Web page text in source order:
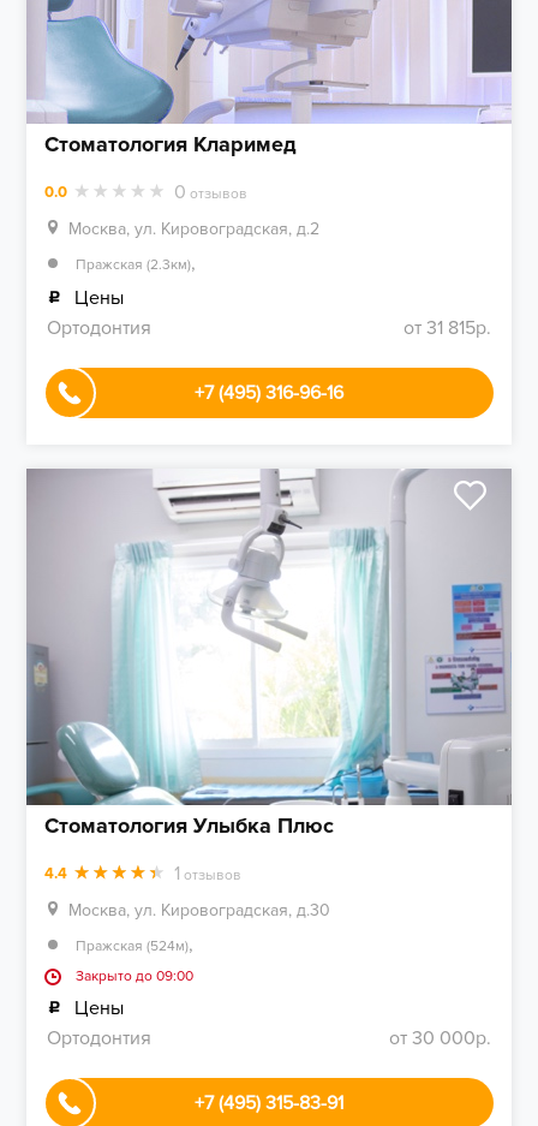
Стоматология Кларимед
0.0 0 отзывов
Москва, ул. Кировоградская, д.2
Пражская (2.3км),
Цены
Ортодонтия
от 31 815р.
+7 (495) 316-96-16
Стоматология Улыбка Плюс
4.4 1 отзывов
Москва, ул. Кировоградская, д.30
Пражская (524м),
Закрыто до 09:00
Цены
Ортодонтия
от 30 000р.
+7 (495) 315-83-91